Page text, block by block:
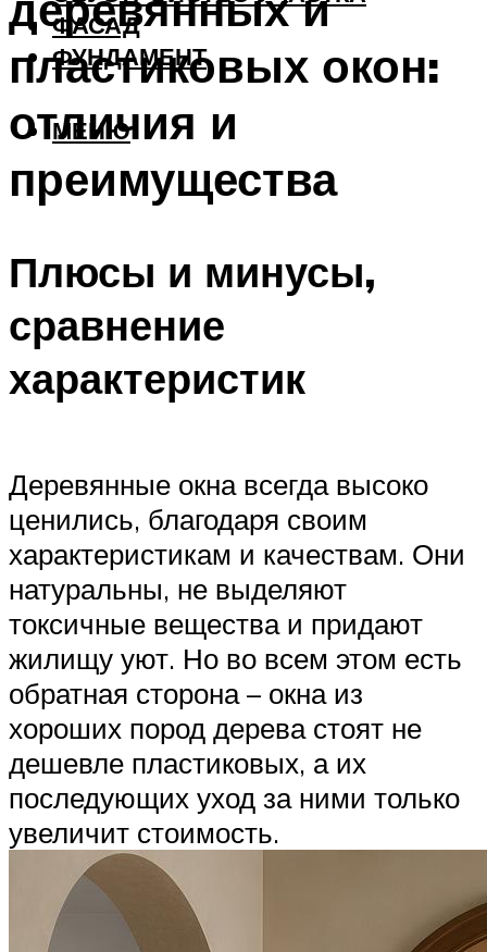
ФАСАД
ФУНДАМЕНТ
МЕНЮ
пластиковых окон:
отличия и
преимущества
Плюсы и минусы,
сравнение
характеристик
Деревянные окна всегда высоко
ценились, благодаря своим
характеристикам и качествам. Они
натуральны, не выделяют
токсичные вещества и придают
жилищу уют. Но во всем этом есть
обратная сторона – окна из
хороших пород дерева стоят не
дешевле пластиковых, а их
последующих уход за ними только
увеличит стоимость.